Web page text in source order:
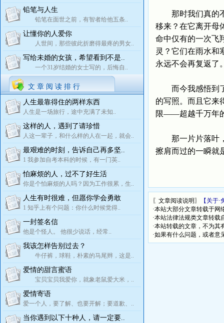
铅笔与人生
铅笔在面世之前，有智者给他五条..
让懂你的人爱你
人世间，那些彼此折磨得最疼的男女..
写给未婚的女孩，希望看到不是..
一个31岁结婚的女士写的，后悔自..
文 章 阅 读 排 行
人生最靠得住的两样东西
人生是一场旅行，途中充满了未知..
这样的人，遇到了请珍惜
人这一辈子，和什么样的人在一起，就会..
最艰难的时刻，告诉自己再多坚..
1 我参加自考本科的时候，有一门英..
怕麻烦的人，过不了好生活
你是个怕麻烦的人吗？因为工作很累，生..
人生有时很难，但愿你学会勇敢
1 知乎上有个问题：你什么时候觉得..
一封签名信
他是个怪人。 他很少说话，经常..
我该怎样告别过去？
牛仔裤，球鞋，朴素的马尾辫，这是..
爱情的甜言蜜语
宝贝宝贝我爱你，就象老鼠爱大米，..
爱情寄语
爱一个人，要了解、也要开解；要道歉、..
当你遇到以下十种人，请一定要..
那时我们真的不
移来？在它离开母
命中仅有的一次飞
灵？它们在雨水和
永远不会再复返了
而今我感悟到了
的写照。而且它来
限——超越千万年
那一片片落叶，
擦肩而过的一瞬就
〖文章阅读说明〗
【关于
·本站大部分文章转载于
·本站法律法规类文章转
·本站转载的文章，不为
·如果有什么问题，或者意